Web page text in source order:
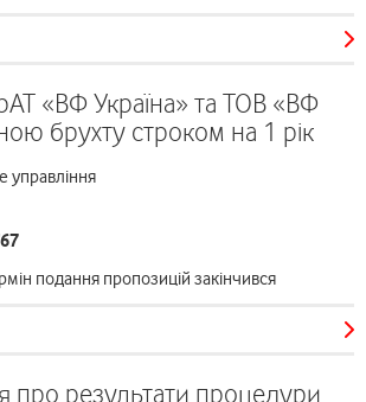
«ВФ Україна» та ТОВ «ВФ
брухту строком на 1 рік
управління
подання пропозицій закінчився
про результати процедури